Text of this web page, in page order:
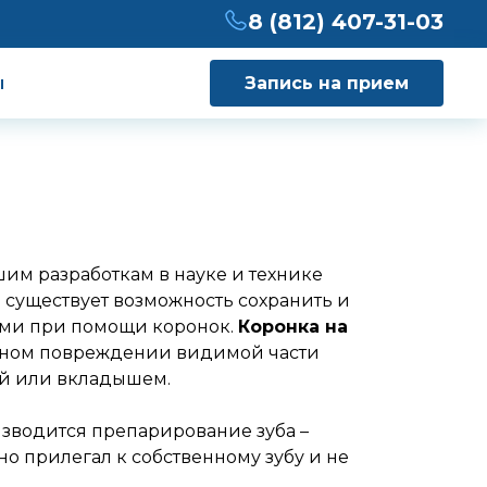
8 (812) 407-31-03
Запись на прием
разработкам в науке и технике
возможность сохранить и
при помощи коронок. Коронка на
повреждении видимой части
или вкладышем.
препарирование зуба –
прилегал к собственному зубу и не